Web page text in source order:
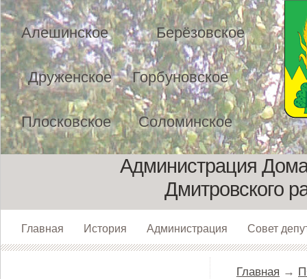
Алешинское Берёзовское
Друженское Горбуновское
Плосковское Соломинское
Главная История Администрация Совет
Администрация
Дмитровского
Главная →